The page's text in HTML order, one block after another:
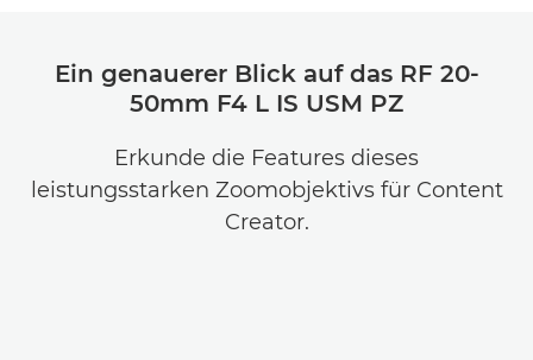
Ein genauerer Blick auf das RF 20-
50mm F4 L IS USM PZ
Erkunde die Features dieses
leistungsstarken Zoomobjektivs für Content
Creator.